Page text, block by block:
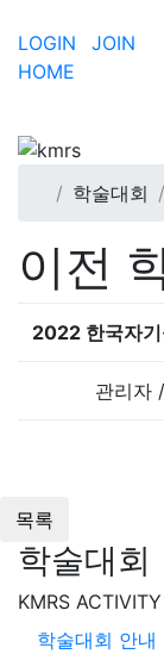
LOGIN
JOIN
HOME
학술대회
이전
2022 한국자
관리자
학술대회
KMRS ACTIVITY
학술대회 안내